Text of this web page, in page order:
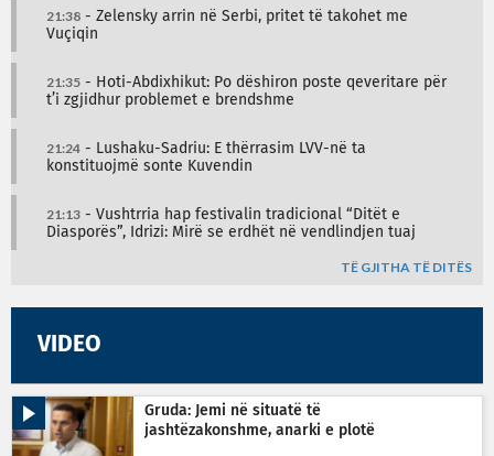
21:38 - Zelensky arrin në Serbi, pritet të takohet me
Vuçiqin
21:35 - Hoti-Abdixhikut: Po dëshiron poste qeveritare për
t’i zgjidhur problemet e brendshme
21:24 - Lushaku-Sadriu: E thërrasim LVV-në ta
konstituojmë sonte Kuvendin
21:13 - Vushtrria hap festivalin tradicional “Ditët e
Diasporës”, Idrizi: Mirë se erdhët në vendlindjen tuaj
TË GJITHA TË DITËS
VIDEO
Gruda: Jemi në situatë të
jashtëzakonshme, anarki e plotë